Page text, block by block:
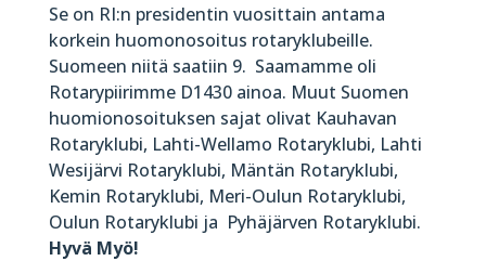
Se on RI:n presidentin vuosittain antama
korkein huomonosoitus rotaryklubeille.
Suomeen niitä saatiin 9. Saamamme oli
Rotarypiirimme D1430 ainoa. Muut Suomen
huomionosoituksen sajat olivat Kauhavan
Rotaryklubi, Lahti-Wellamo Rotaryklubi, Lahti
Wesijärvi Rotaryklubi, Mäntän Rotaryklubi,
Kemin Rotaryklubi, Meri-Oulun Rotaryklubi,
Oulun Rotaryklubi ja Pyhäjärven Rotaryklubi.
Hyvä Myö!